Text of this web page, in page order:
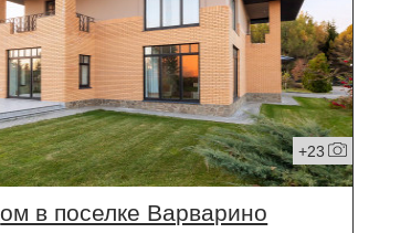
+23
дом в поселке Варварино